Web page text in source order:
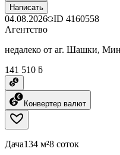
Написать
04.08.2026 ID 4160558
Агентство
недалеко от аг. Шашки,
141 510 ƃ
Конвертер валют
Дача134 м²8 соток